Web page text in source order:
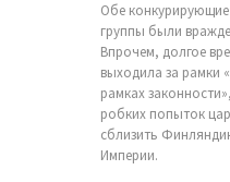
Обе
группы были
Впрочем, долгое
выходила за рамки
рамках
робких попыток
сблизить
Империи.